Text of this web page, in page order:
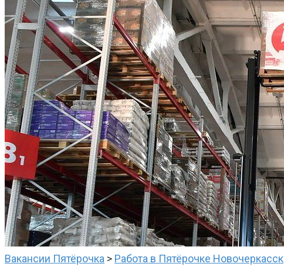
Вакансии Пятёрочка > Работа в Пятёрочке Новочеркасск